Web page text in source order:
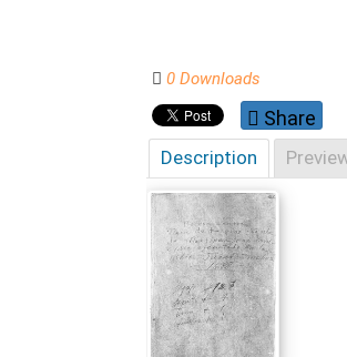
0 Downloads
Share
Description